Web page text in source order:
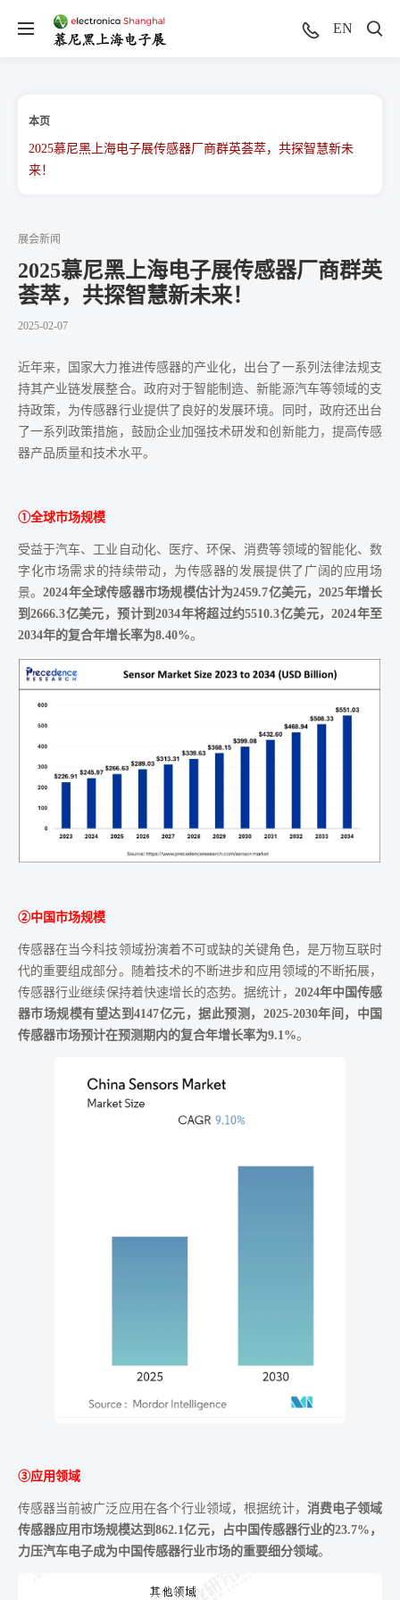
EN
本页
2025慕尼黑上海电子展传感器厂商群英荟萃，共探智慧新未
来！
展会新闻
2025慕尼黑上海电子展传感器厂商群英
荟萃，共探智慧新未来！
2025-02-07
近年来，国家大力推进传感器的产业化，出台了一系列法律法规支
持其产业链发展整合。政府对于智能制造、新能源汽车等领域的支
持政策，为传感器行业提供了良好的发展环境。同时，政府还出台
了一系列政策措施，鼓励企业加强技术研发和创新能力，提高传感
器产品质量和技术水平。
①全球市场规模
受益于汽车、工业自动化、医疗、环保、消费等领域的智能化、数
字化市场需求的持续带动，为传感器的发展提供了广阔的应用场
景。2024年全球传感器市场规模估计为2459.7亿美元，2025年增长
到2666.3亿美元，预计到2034年将超过约5510.3亿美元，2024年至
2034年的复合年增长率为8.40%。
②中国市场规模
传感器在当今科技领域扮演着不可或缺的关键角色，是万物互联时
代的重要组成部分。随着技术的不断进步和应用领域的不断拓展，
传感器行业继续保持着快速增长的态势。据统计， 2024年中国传感
器市场规模有望达到4147亿元，据此预测，2025-2030年间，中国
传感器市场预计在预测期内的复合年增长率为9.1%。
③应用领域
传感器当前被广泛应用在各个行业领域，根据统计， 消费电子领域
传感器应用市场规模达到862.1亿元，占中国传感器行业的23.7%，
力压汽车电子成为中国传感器行业市场的重要细分领域。